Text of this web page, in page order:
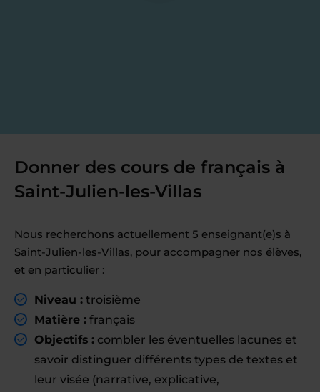
Donner des cours de français à
Saint-Julien-les-Villas
Nous recherchons actuellement 5 enseignant(e)s à
Saint-Julien-les-Villas, pour accompagner nos élèves,
et en particulier :
Niveau : troisième
Matière : français
Objectifs : combler les éventuelles lacunes et
savoir distinguer différents types de textes et
leur visée (narrative, explicative,